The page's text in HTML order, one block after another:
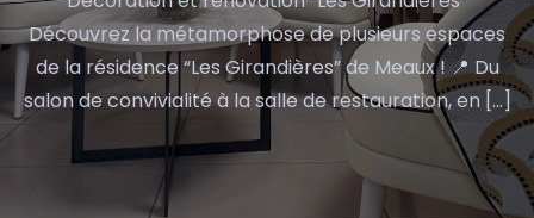
Découvrez la métamorphose de plusieurs espaces
de la résidence “Les Girandières” de Meaux ! 📍 Du
salon de convivialité à la salle de restauration, en […]